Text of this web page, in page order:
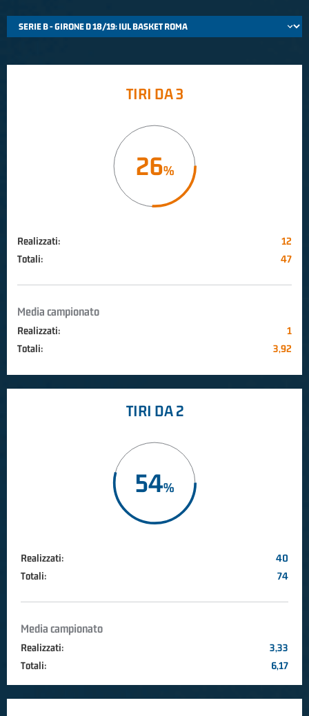
TIRI DA 3
26
Realizzati:
12
Totali:
47
Media campionato
Realizzati:
1
Totali:
3,92
TIRI DA 2
54
Realizzati:
40
Totali:
74
Media campionato
Realizzati:
3,33
Totali:
6,17